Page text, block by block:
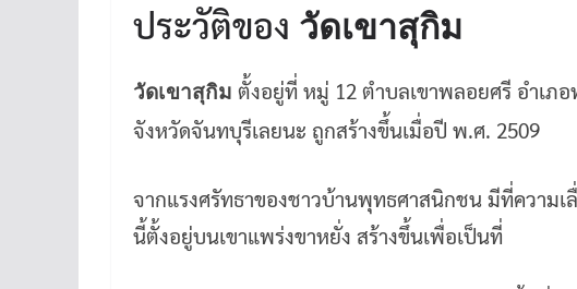
ประวัติของ วัดเขาสุกิม
วัดเขาสุกิม ตั้งอยู่ที่ หมู่ 12 ตำบลเขาพลอยศรี อำเภ
จังหวัดจันทบุรีเลยนะ ถูกสร้างขึ้นเมื่อปี พ.ศ. 2509
จากแรงศรัทธาของชาวบ้านพุทธศาสนิกชน มีที่ความเ
นี้ตั้งอยู่บนเขาแพร่งขาหยั่ง สร้างขึ้นเพื่อเป็นที่